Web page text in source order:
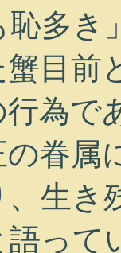
恥多き
蟹目前
行為で
の眷属
生き
語って